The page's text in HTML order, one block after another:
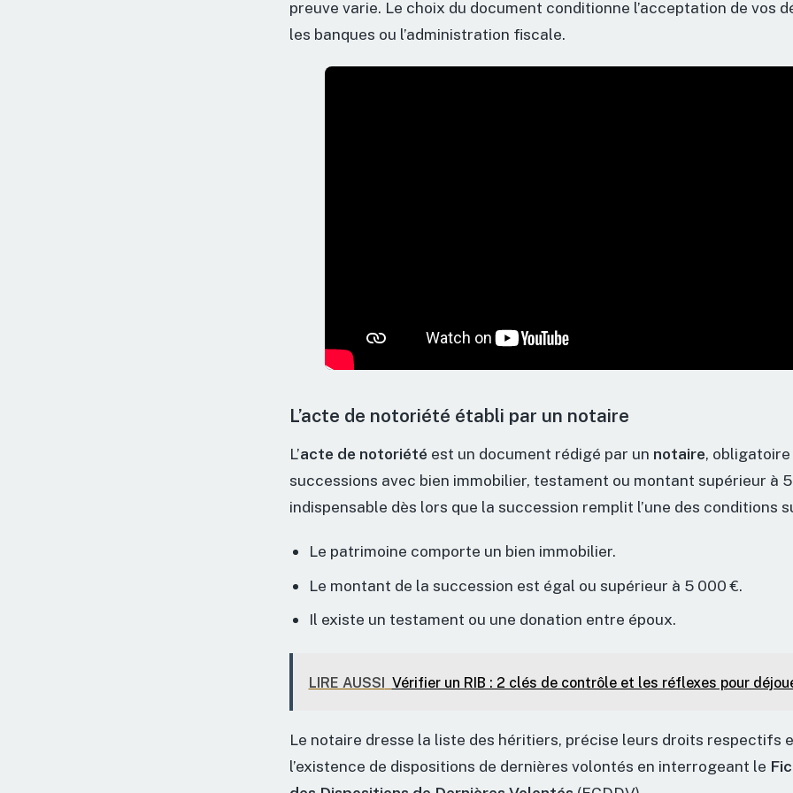
preuve varie. Le choix du document conditionne l’acceptation de vos
les banques ou l’administration fiscale.
L’acte de notoriété établi par un notaire
L’acte de notoriété est un document rédigé par un notaire,
successions avec bien immobilier, testament ou montant supérieur à
indispensable dès lors que la succession remplit l’une des conditions
Le patrimoine comporte un bien immobilier.
Le montant de la succession est égal ou supérieur à 5 000 €.
Il existe un testament ou une donation entre époux.
LIRE AUSSI Vérifier un RIB : 2 clés de contrôle et les réflexes pour
Le notaire dresse la liste des héritiers, précise leurs droits respectifs
l’existence de dispositions de dernières volontés en interrogeant le